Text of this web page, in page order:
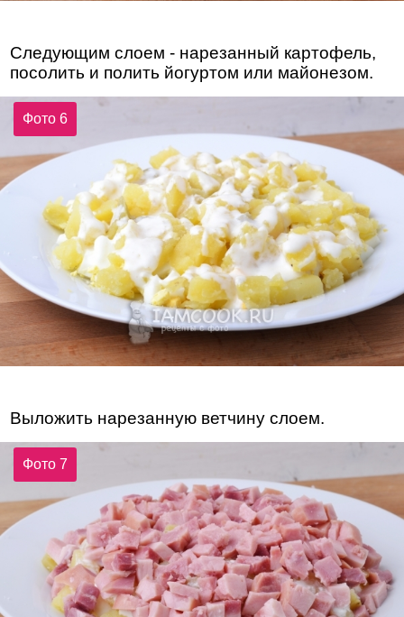
Следующим слоем - нарезанный картофель,
посолить и полить йогуртом или майонезом.
Фото 6
Выложить нарезанную ветчину слоем.
Фото 7